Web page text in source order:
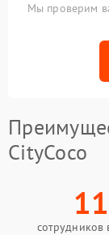
Мы проверим
CityCoco
11
сотрудников